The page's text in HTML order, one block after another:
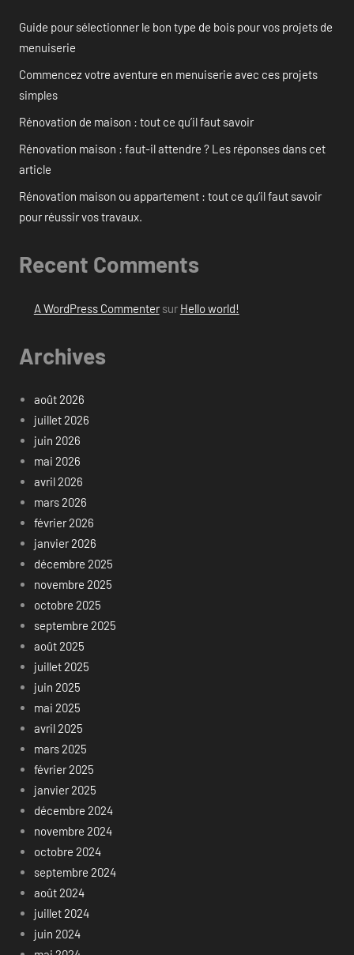
Guide pour sélectionner le bon type de bois pour vos projets de
menuiserie
Commencez votre aventure en menuiserie avec ces projets
simples
Rénovation de maison : tout ce qu’il faut savoir
Rénovation maison : faut-il attendre ? Les réponses dans cet
article
Rénovation maison ou appartement : tout ce qu’il faut savoir
pour réussir vos travaux.
Recent Comments
A WordPress Commentersur Hello world!
Archives
août 2026
juillet 2026
juin 2026
mai 2026
avril 2026
mars 2026
février 2026
janvier 2026
décembre 2025
novembre 2025
octobre 2025
septembre 2025
août 2025
juillet 2025
juin 2025
mai 2025
avril 2025
mars 2025
février 2025
janvier 2025
décembre 2024
novembre 2024
octobre 2024
septembre 2024
août 2024
juillet 2024
juin 2024